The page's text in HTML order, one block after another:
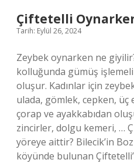
Çiftetelli
Tarih: Eylül 26, 2024
Zeybek oynarken ne
kolluğunda gümüş
oluşur. Kadınlar için
ulada, gömlek, cepken,
çorap ve ayakkabıdan
zincirler, dolgu kemeri, …
yöreye aittir? Bilecik’in
köyünde bulunan